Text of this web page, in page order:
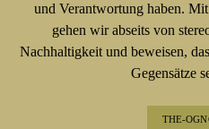
und Verantwortung haben.
gehen wir abseits von
Nachhaltigkeit und beweisen,
Gegensätze
THE-